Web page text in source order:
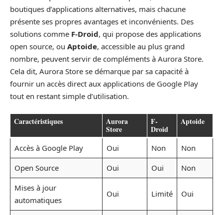
boutiques d’applications alternatives, mais chacune
présente ses propres avantages et inconvénients. Des
solutions comme F-Droid, qui propose des applications
open source, ou Aptoide, accessible au plus grand
nombre, peuvent servir de compléments à Aurora Store.
Cela dit, Aurora Store se démarque par sa capacité à
fournir un accès direct aux applications de Google Play
tout en restant simple d’utilisation.
Caractéristiques Aurora
Store
F-
Droid
Aptoide
Accès à Google Play Oui Non
Non
Open Source
Oui Oui
Non
Mises à jour
automatiques
Oui Limité Oui